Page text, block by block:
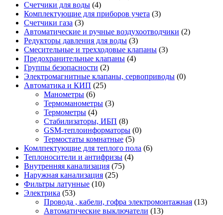
Счетчики для воды (4)
Комплектующие для приборов учета (3)
Счетчики газа (3)
Автоматические и ручные воздухоотводчики (2)
Редукторы давления для воды (3)
Смесительные и трехходовые клапаны (3)
Предохранительные клапаны (4)
Группы безопасности (2)
Электромагнитные клапаны, сервоприводы (0)
Автоматика и КИП (25)
Манометры (6)
Термоманометры (3)
Термометры (4)
Стабилизаторы, ИБП (8)
GSM-теплоинформаторы (0)
Термостаты комнатные (5)
Комлпектующие для теплого пола (6)
Теплоносители и антифризы (4)
Внутренняя канализация (75)
Наружная канализация (25)
Фильтры латунные (10)
Электрика (53)
Провода , кабели, гофра электромонтажная (13)
Автоматические выключатели (13)